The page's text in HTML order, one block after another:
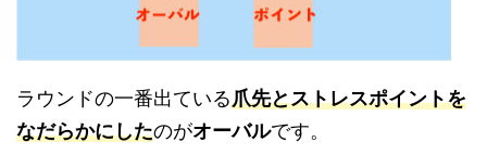
ラウンドの一番出ている爪先とストレスポイントを
なだらかにしたのがオーバルです。